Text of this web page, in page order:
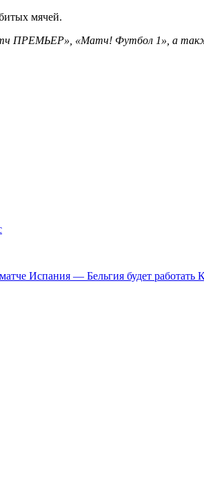
мячей.
ПРЕМЬЕР», «Матч! Футбол 1», а
Испания — Бельгия будет работать